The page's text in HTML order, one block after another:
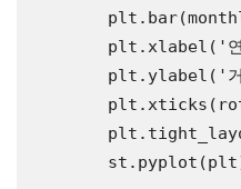
        plt.xlabel(
'
        plt.ylabel(
'